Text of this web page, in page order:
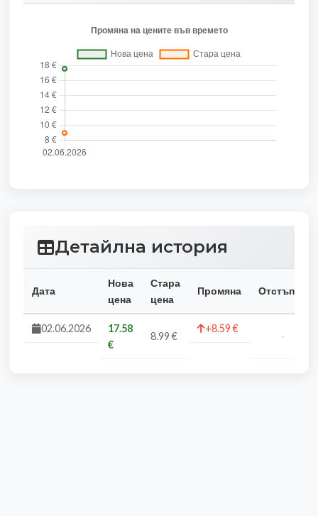
Детайлна история
Дата
Нова
цена
Стара
цена
Промяна Отстъпка
02.06.2026
17.58
€
8.99 €
+8.59 €
-